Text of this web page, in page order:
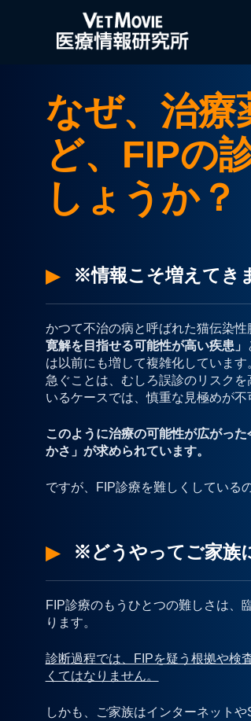
なぜ、治療
ど、FIPの
しょうか？
※情報こそ増えてき
かつて不治の病と呼ばれた猫伝染
寛解を目指せる可能性が高い疾患」
は以前にも増して複雑化していま
急ぐことは、むしろ誤診のリスク
いるケースでは、慎重な見極めが不
このように治療の可能性が広がっ
かさ」が求められています。
ですが、FIP診療を難しくしている
※どうやってご家族
FIP診療のもうひとつの難しさは、
ります。
診断過程では、FIPを疑う根拠や検
くてはなりません。
しかも、ご家族はインターネット